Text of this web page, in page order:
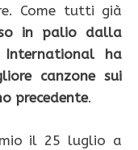
Come tutti già
in palio dalla
International ha
canzone sui
precedente.
il 25 luglio a